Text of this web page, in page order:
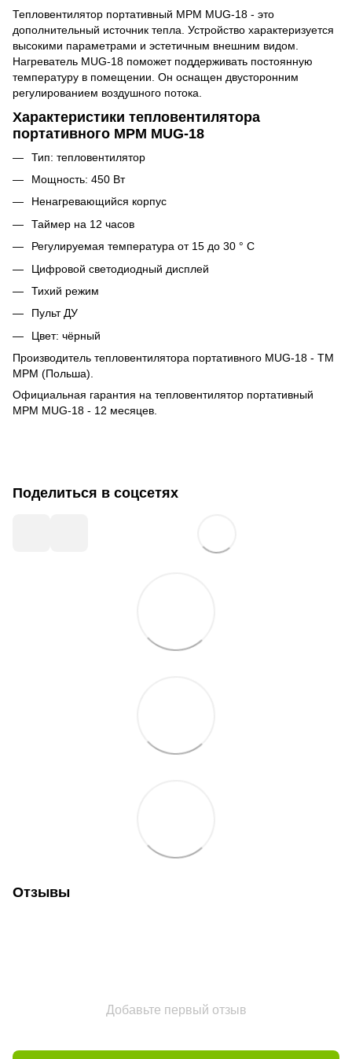
Тепловентилятор портативный МРМ MUG-18 - это
дополнительный источник тепла. Устройство характеризуется
высокими параметрами и эстетичным внешним видом.
Нагреватель MUG-18 поможет поддерживать постоянную
температуру в помещении. Он оснащен двусторонним
регулированием воздушного потока.
Характеристики тепловентилятора
портативного МРМ MUG-18
Тип: тепловентилятор
Мощность: 450 Вт
Ненагревающийся корпус
Таймер на 12 часов
Регулируемая температура от 15 до 30 ° C
Цифровой светодиодный дисплей
Тихий режим
Пульт ДУ
Цвет: чёрный
Производитель тепловентилятора портативного MUG-18 - ТМ
МРМ (Польша).
Официальная гарантия на тепловентилятор портативный
МРМ MUG-18 - 12 месяцев.
Поделиться в соцсетях
Отзывы
Добавьте первый отзыв